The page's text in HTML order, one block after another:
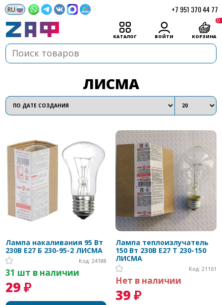
+7 951 370 44 77
КАТАЛОГ ВОЙТИ КОРЗИНА
0
ЛИСМА
Лампа накаливания 95 Вт
230В E27 Б 230-95-2 ЛИСМА
Код: 24188
31 шт в наличии
29 ₽
Лампа теплоизлучатель
150 Вт 230В E27 Т 230-150
ЛИСМА
Код: 21161
Нет в наличии
39 ₽